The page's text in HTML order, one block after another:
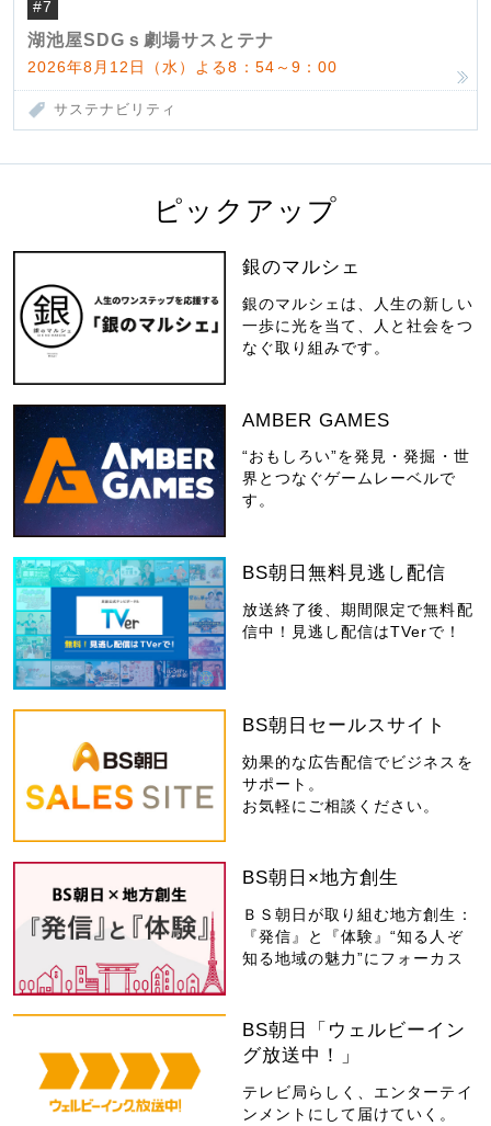
#7
湖池屋SDGｓ劇場サスとテナ
2026年8月12日（水）よる8：54～9：00
サステナビリティ
ピックアップ
銀のマルシェ
銀のマルシェは、人生の新しい
一歩に光を当て、人と社会をつ
なぐ取り組みです。
AMBER GAMES
“おもしろい”を発見・発掘・世
界とつなぐゲームレーベルで
す。
BS朝日無料見逃し配信
放送終了後、期間限定で無料配
信中！見逃し配信はTVerで！
BS朝日セールスサイト
効果的な広告配信でビジネスを
サポート。
お気軽にご相談ください。
BS朝日×地方創生
ＢＳ朝日が取り組む地方創生：
『発信』と『体験』“知る人ぞ
知る地域の魅力”にフォーカス
BS朝日「ウェルビーイン
グ放送中！」
テレビ局らしく、エンターテイ
ンメントにして届けていく。